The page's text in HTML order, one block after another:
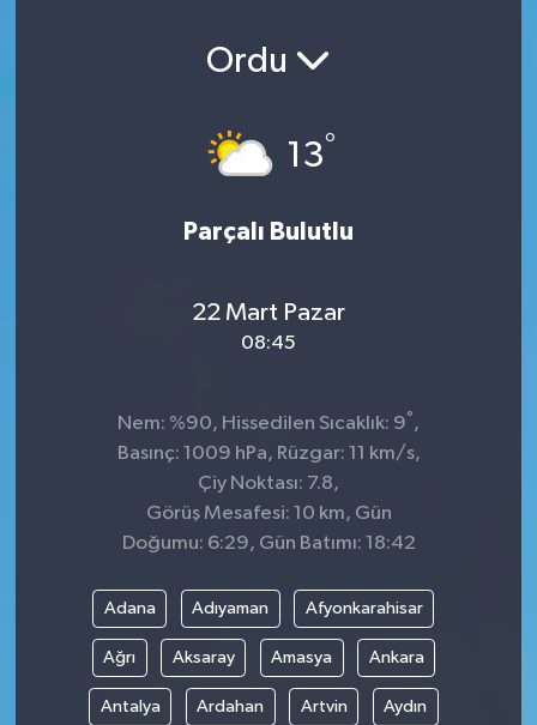
Ordu
13°
Parçalı Bulutlu
22 Mart Pazar
08:45
Nem: %90, Hissedilen Sıcaklık: 9° ,
Basınç: 1009 hPa, Rüzgar: 11 km/s,
Çiy Noktası: 7.8,
Görüş Mesafesi: 10 km, Gün
Doğumu: 6:29, Gün Batımı: 18:42
Adana Adıyaman Afyonkarahisar
Ağrı Aksaray Amasya Ankara
Antalya Ardahan Artvin Aydın